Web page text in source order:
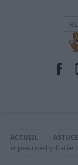
ACCUEIL
et peau déshydratée ?